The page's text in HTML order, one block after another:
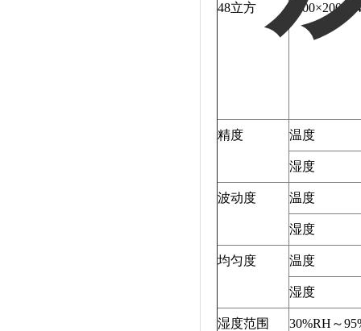
48立方
精度 温度
湿度
波动度 温度
湿度
均匀度 温度
湿度
湿度范围 30%RH～